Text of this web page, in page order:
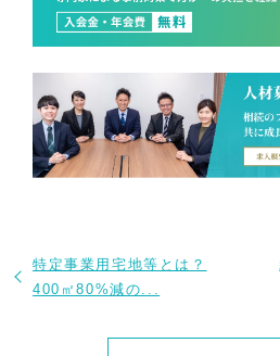
特定事業用宅地等とは？
400㎡80%減の...